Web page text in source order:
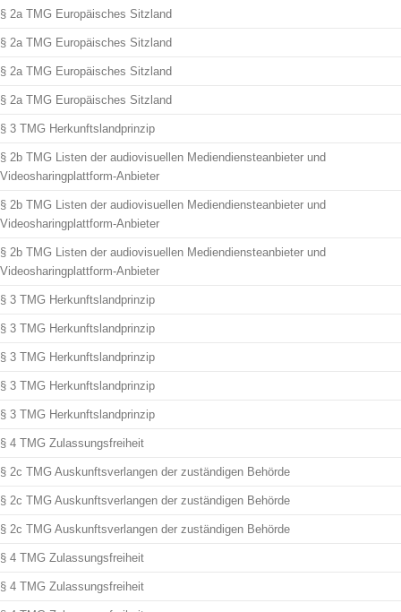
§ 2a TMG Europäisches Sitzland
§ 2a TMG Europäisches Sitzland
§ 2a TMG Europäisches Sitzland
§ 2a TMG Europäisches Sitzland
§ 3 TMG Herkunftslandprinzip
§ 2b TMG Listen der audiovisuellen Mediendiensteanbieter und
Videosharingplattform-Anbieter
§ 2b TMG Listen der audiovisuellen Mediendiensteanbieter und
Videosharingplattform-Anbieter
§ 2b TMG Listen der audiovisuellen Mediendiensteanbieter und
Videosharingplattform-Anbieter
§ 3 TMG Herkunftslandprinzip
§ 3 TMG Herkunftslandprinzip
§ 3 TMG Herkunftslandprinzip
§ 3 TMG Herkunftslandprinzip
§ 3 TMG Herkunftslandprinzip
§ 4 TMG Zulassungsfreiheit
§ 2c TMG Auskunftsverlangen der zuständigen Behörde
§ 2c TMG Auskunftsverlangen der zuständigen Behörde
§ 2c TMG Auskunftsverlangen der zuständigen Behörde
§ 4 TMG Zulassungsfreiheit
§ 4 TMG Zulassungsfreiheit